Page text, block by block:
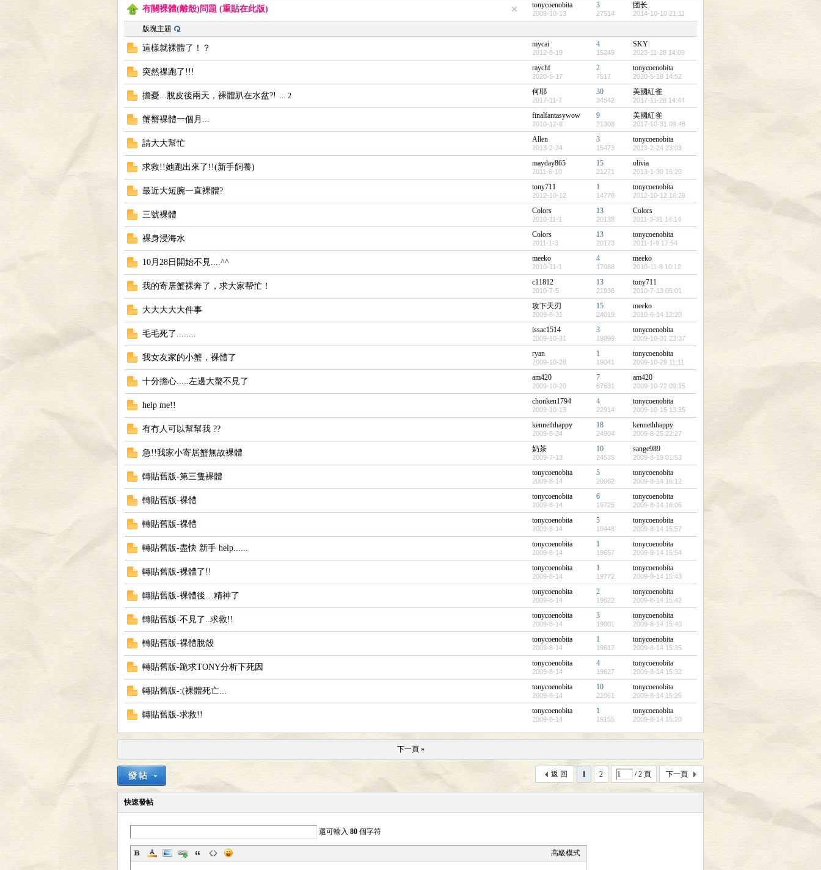
寄
有關裸體(離殼)問題 (重貼在此版) tonycoenobita
2009-10-13
3
27514
团长
2014-10-10 21:11
版塊主題
這樣就裸體了！？ mycai
2012-8-19
4
15249
SKY
2023-11-28 14:09
突然祼跑了!!! raychf
2020-5-17
2
7517
tonycoenobita
2020-5-18 14:52
擔憂...脫皮後兩天，裸體趴在水盆?! ... 2 何耶
2017-11-7
30
34642
美國紅雀
2017-11-28 14:44
蟹蟹裸體一個月... finalfantasywow
2010-12-6
9
21308
美國紅雀
2017-10-31 09:48
請大大幫忙 Allen
2013-2-24
3
15473
tonycoenobita
2013-2-24 23:03
求救!!她跑出來了!!(新手飼養) mayday865
2011-6-10
15
21271
olivia
2013-1-30 15:20
最近大短腕一直裸體? tony711
2012-10-12
1
14778
tonycoenobita
2012-10-12 16:26
三號裸體 Colors
2010-11-1
13
20138
Colors
2011-3-31 14:14
裸身浸海水 Colors
2011-1-3
13
20173
tonycoenobita
2011-1-9 17:54
10月28日開始不見....^^ meeko
2010-11-1
4
17088
meeko
2010-11-8 10:12
我的寄居蟹裸奔了，求大家帮忙！ c11812
2010-7-5
13
21936
tony711
2010-7-13 05:01
大大大大大件事 攻下天刃
2009-8-31
15
24019
meeko
2010-6-14 12:20
毛毛死了........ issac1514
2009-10-31
3
19899
tonycoenobita
2009-10-31 23:37
我女友家的小蟹，裸體了 ryan
2009-10-28
1
19041
tonycoenobita
2009-10-29 11:11
十分擔心.....左邊大螯不見了 am420
2009-10-20
7
67631
am420
2009-10-22 09:15
help me!! chonken1794
2009-10-13
4
22914
tonycoenobita
2009-10-15 13:35
有冇人可以幫幫我 ?? kennethhappy
2009-8-24
18
24904
kennethhappy
2009-8-25 22:27
急!!我家小寄居蟹無故裸體 奶茶
2009-7-13
10
24535
sange989
2009-8-19 01:53
轉貼舊版-第三隻裸體 tonycoenobita
2009-8-14
5
20062
tonycoenobita
2009-8-14 16:12
轉貼舊版-裸體 tonycoenobita
2009-8-14
6
19725
tonycoenobita
2009-8-14 16:06
轉貼舊版-裸體 tonycoenobita
2009-8-14
5
19448
tonycoenobita
2009-8-14 15:57
轉貼舊版-盡快 新手 help...... tonycoenobita
2009-8-14
1
19657
tonycoenobita
2009-8-14 15:54
轉貼舊版-裸體了!! tonycoenobita
2009-8-14
1
19772
tonycoenobita
2009-8-14 15:43
轉貼舊版-裸體後…精神了 tonycoenobita
2009-8-14
2
19622
tonycoenobita
2009-8-14 15:42
轉貼舊版-不見了..求救!! tonycoenobita
2009-8-14
3
19001
tonycoenobita
2009-8-14 15:40
轉貼舊版-裸體脫殼 tonycoenobita
2009-8-14
1
19617
tonycoenobita
2009-8-14 15:35
轉貼舊版-跪求TONY分析下死因 tonycoenobita
2009-8-14
4
19627
tonycoenobita
2009-8-14 15:32
轉貼舊版-:(裸體死亡... tonycoenobita
2009-8-14
10
21061
tonycoenobita
2009-8-14 15:26
轉貼舊版-求救!! tonycoenobita
2009-8-14
1
19155
tonycoenobita
2009-8-14 15:20
下一頁 »
1 2 / 2 頁 下一頁
返 回
快速發帖
還可輸入 80 個字符
高級模式